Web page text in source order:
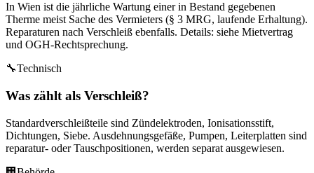
In Wien ist die jährliche Wartung einer in Bestand gegebenen
Therme meist Sache des Vermieters (§ 3 MRG, laufende Erhaltung).
Reparaturen nach Verschleiß ebenfalls. Details: siehe Mietvertrag
und OGH-Rechtsprechung.
🔧Technisch
Was zählt als Verschleiß?
Standardverschleißteile sind Zündelektroden, Ionisationsstift,
Dichtungen, Siebe. Ausdehnungsgefäße, Pumpen, Leiterplatten sind
reparatur- oder Tauschpositionen, werden separat ausgewiesen.